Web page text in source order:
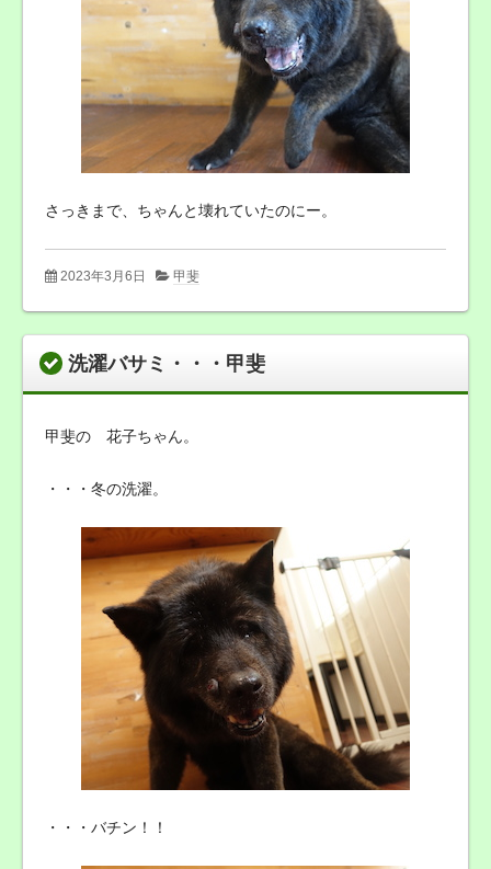
さっきまで、ちゃんと壊れていたのにー。
2023年3月6日 甲斐
洗濯バサミ・・・甲斐
甲斐の 花子ちゃん。
・・・冬の洗濯。
・・・バチン！！